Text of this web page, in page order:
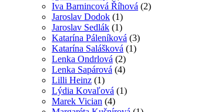
Iva Barnincová Říhová (2)
Jaroslav Dodok (1)
Jaroslav Sedlák (1)
Katarína Páleníková (3)
Katarína Salášková (1)
Lenka Ondrlová (2)
Lenka Sapárová (4)
Lilli Heinz (1)
Lýdia Kovaľová (1)
Marek Vician (4)